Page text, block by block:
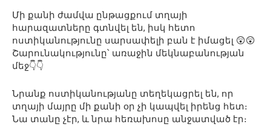
Մի քանի ժամվա ընթացքում տղայի
հարազատները գտնվել են, իսկ հետո
ոստիկանությունը սարսափելի բան է իմացել 😲😲
Շարունակությունը՝ առաջին մեկնաբանության
մեջ👇👇
Նրանք ոստիկանությանը տեղեկացրել են, որ
տղայի մայրը մի քանի օր չի կապվել իրենց հետ։
Նա տանը չէր, և նրա հեռախոսը անջատված էր։